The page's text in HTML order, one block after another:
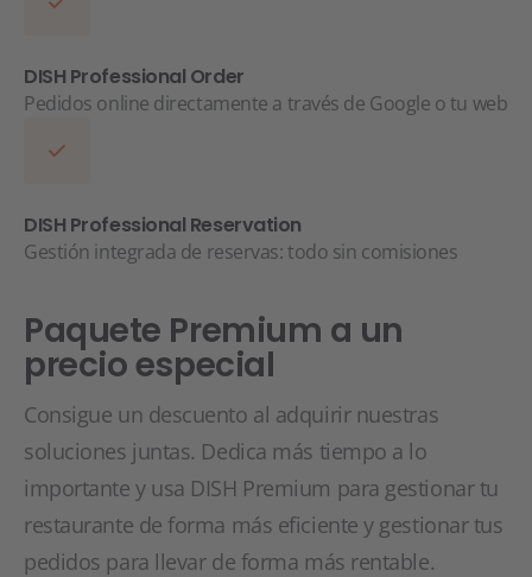
DISH Professional Order
Pedidos online directamente a través de Google o tu web
DISH Professional Reservation
Gestión integrada de reservas: todo sin comisiones
Paquete Premium a un
precio especial
Consigue un descuento al adquirir nuestras
soluciones juntas. Dedica más tiempo a lo
importante y usa DISH Premium para gestionar tu
restaurante de forma más eficiente y gestionar tus
pedidos para llevar de forma más rentable.